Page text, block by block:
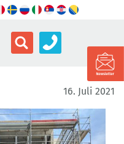
16. Juli 2021